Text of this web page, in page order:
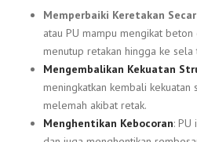
Memperbaiki Keretakan
atau PU mampu mengikat
menutup retakan hingga ke sela
Mengembalikan Kekuatan
meningkatkan kembali kekuatan
melemah akibat retak.
Menghentikan Kebocoran: PU